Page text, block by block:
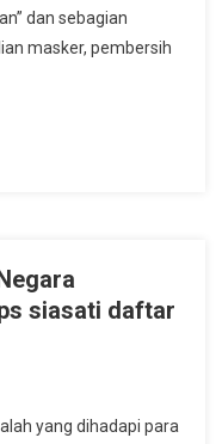
dan sebagian
masker, pembersih
siasati daftar
yang dihadapi para